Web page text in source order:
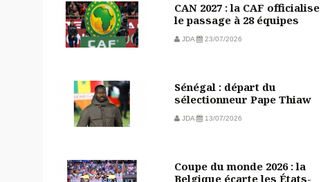
CAN 2027 : la CAF officialise
le passage à 28 équipes
JDA 23/07/2026
Sénégal : départ du
sélectionneur Pape Thiaw
JDA 13/07/2026
Coupe du monde 2026 : la
Belgique écarte les États-